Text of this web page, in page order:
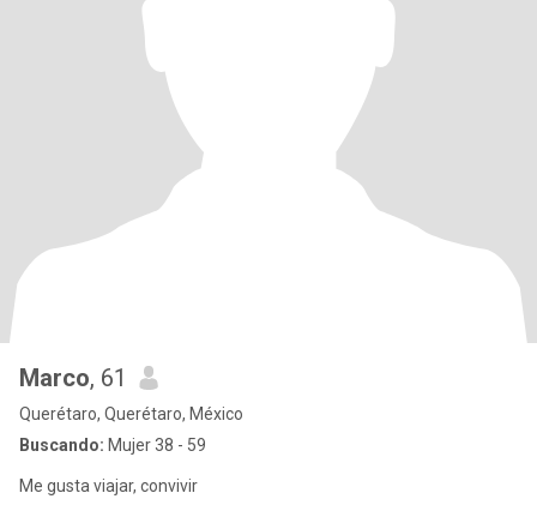
Marco, 61
Querétaro, Querétaro, México
Buscando: Mujer 38 - 59
Me gusta viajar, convivir